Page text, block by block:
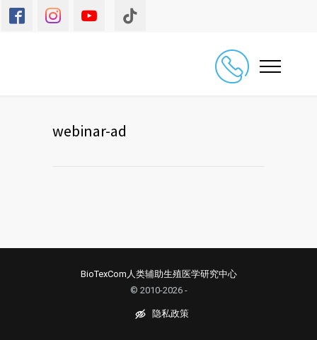
webinar-ad
© 2010-2026 -
BioTexCom人类辅助生殖医学研究中心
隐私政策